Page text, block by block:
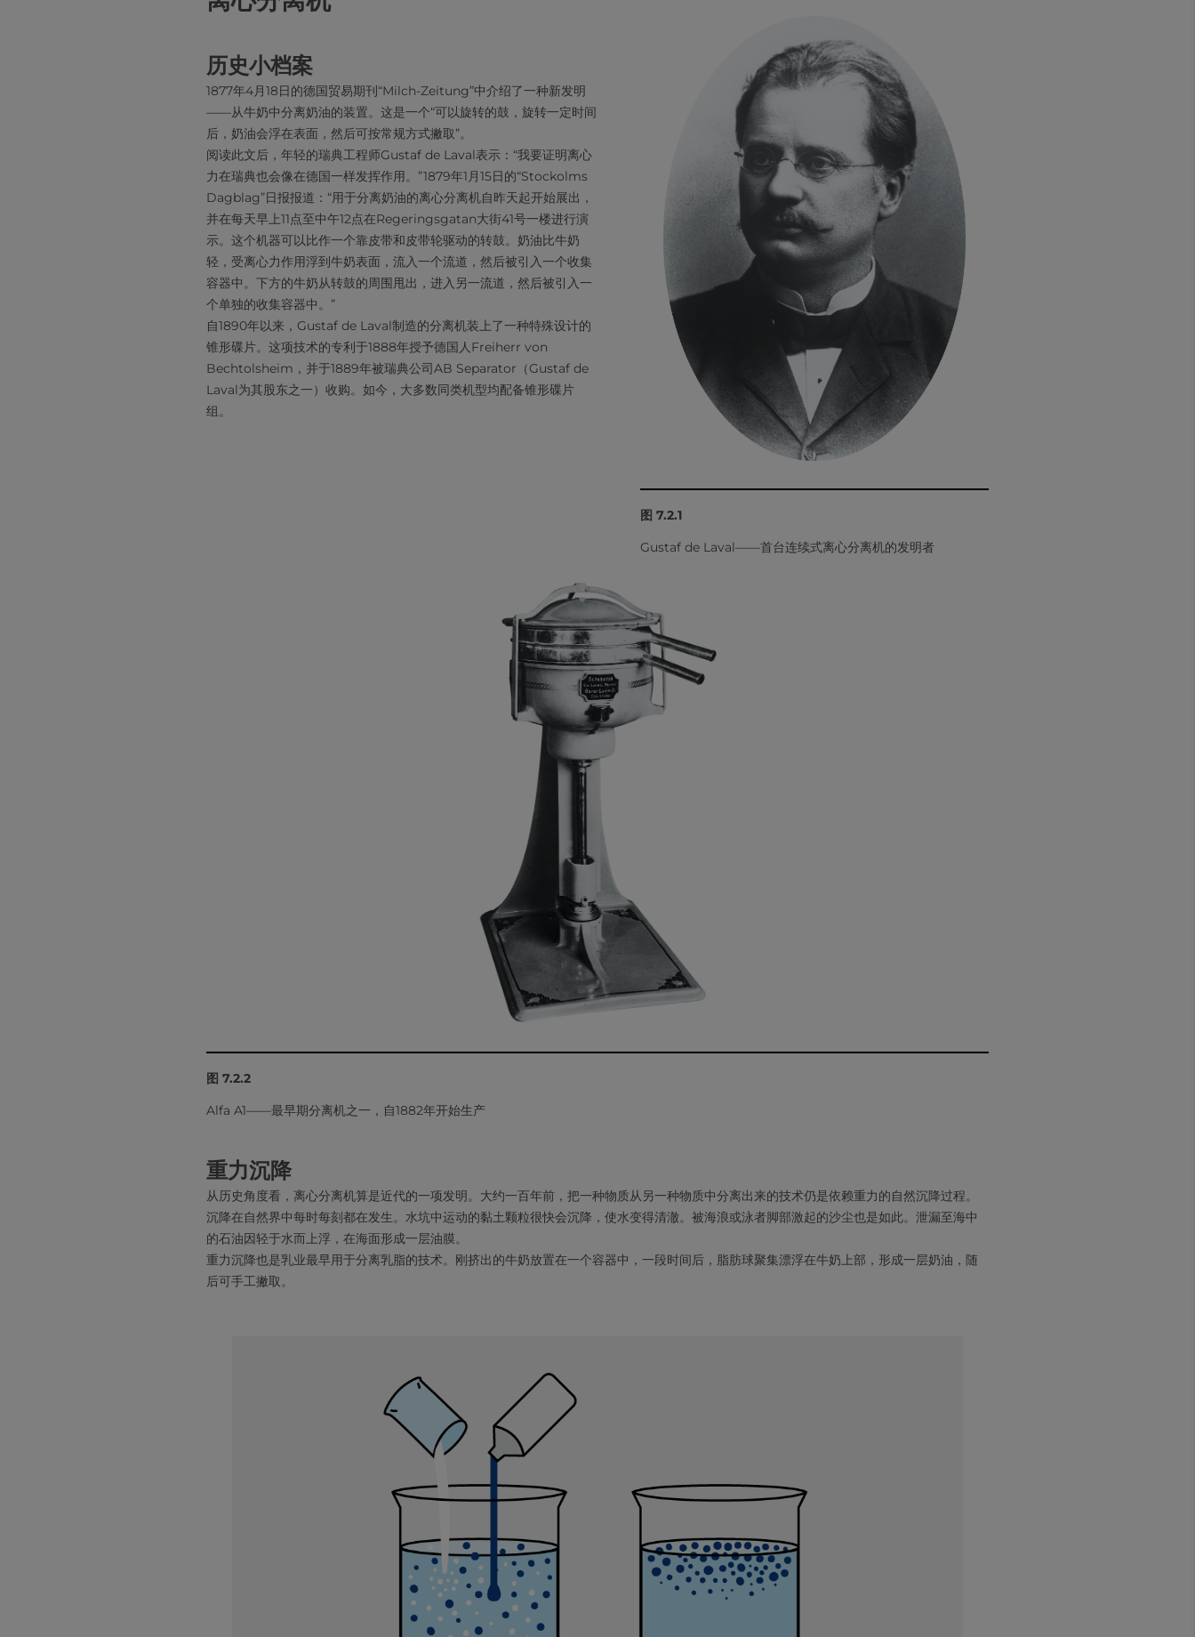
图 7.2.1
Gustaf de Laval——首台连续式离心分离机的发明者
历史小档案
1877年4月18日的德国贸易期刊“Milch-Zeitung”中介绍了一种新发明
——从牛奶中分离奶油的装置。这是一个“可以旋转的鼓，旋转一定时间
后，奶油会浮在表面，然后可按常规方式撇取”。
阅读此文后，年轻的瑞典工程师Gustaf de Laval表示：“我要证明离心
力在瑞典也会像在德国一样发挥作用。”1879年1月15日的“Stockolms
Dagblag”日报报道：“用于分离奶油的离心分离机自昨天起开始展出，
并在每天早上11点至中午12点在Regeringsgatan大街41号一楼进行演
示。这个机器可以比作一个靠皮带和皮带轮驱动的转鼓。奶油比牛奶
轻，受离心力作用浮到牛奶表面，流入一个流道，然后被引入一个收集
容器中。下方的牛奶从转鼓的周围甩出，进入另一流道，然后被引入一
个单独的收集容器中。”
自1890年以来，Gustaf de Laval制造的分离机装上了一种特殊设计的
锥形碟片。这项技术的专利于1888年授予德国人Freiherr von
Bechtolsheim，并于1889年被瑞典公司AB Separator（Gustaf de
Laval为其股东之一）收购。如今，大多数同类机型均配备锥形碟片
组。
图 7.2.2
Alfa A1——最早期分离机之一，自1882年开始生产
重力沉降
从历史角度看，离心分离机算是近代的一项发明。大约一百年前，把一种物质从另一种物质中分离出来的技术仍是依赖重力的自然沉降过程。
沉降在自然界中每时每刻都在发生。水坑中运动的黏土颗粒很快会沉降，使水变得清澈。被海浪或泳者脚部激起的沙尘也是如此。泄漏至海中
的石油因轻于水而上浮，在海面形成一层油膜。
重力沉降也是乳业最早用于分离乳脂的技术。刚挤出的牛奶放置在一个容器中，一段时间后，脂肪球聚集漂浮在牛奶上部，形成一层奶油，随
后可手工撇取。